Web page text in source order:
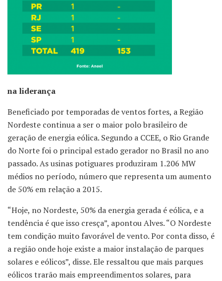
na liderança
Beneficiado por temporadas de ventos fortes, a Região
Nordeste continua a ser o maior polo brasileiro de
geração de energia eólica. Segundo a CCEE, o Rio Grande
do Norte foi o principal estado gerador no Brasil no ano
passado. As usinas potiguares produziram 1.206 MW
médios no período, número que representa um aumento
de 50% em relação a 2015.
“Hoje, no Nordeste, 50% da energia gerada é eólica, e a
tendência é que isso cresça”, apontou Alves. “O Nordeste
tem condição muito favorável de vento. Por conta disso, é
a região onde hoje existe a maior instalação de parques
solares e eólicos”, disse. Ele ressaltou que mais parques
eólicos trarão mais empreendimentos solares, para